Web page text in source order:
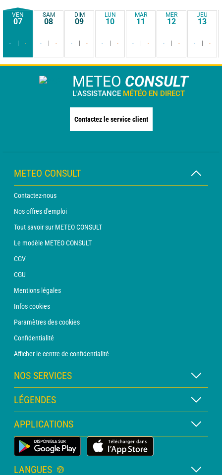
VEN
07
- -
SAM
08
- -
DIM
09
- -
LUN
10
- -
MAR
11
- -
MER
12
- -
JEU
13
- -
METEO CONSULT
L'ASSISTANCE MÉTÉO EN DIRECT
Contactez le service client
METEO CONSULT
Contactez-nous
Nos offres d'emploi
Tout savoir sur METEO CONSULT
Le modèle METEO CONSULT
CGV
CGU
Mentions légales
Infos cookies
Paramètres des cookies
Confidentialité
Afficher le centre de confidentialité
NOS SERVICES
Abonnement METEO Xpert
Abonnement METEO PRO
Consultation avec un prévisionniste
Bulletin PRO
LÉGENDES
Légende des cartes
Légende des pictogrammes
Glossaire
APPLICATIONS
Application Météo Terrestre
LANGUES